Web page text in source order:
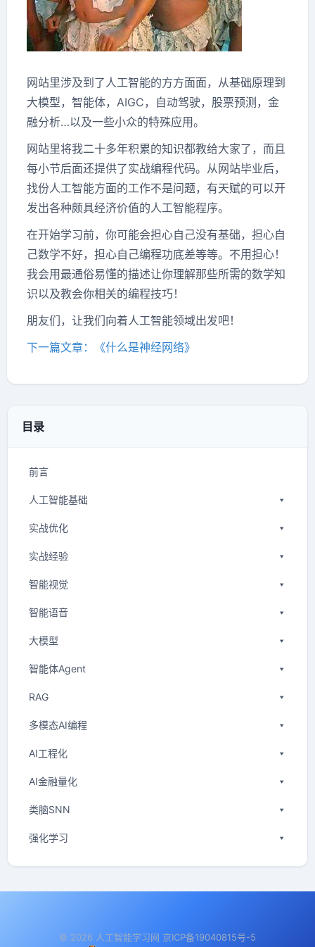
网站里涉及到了人工智能的方方面面，从基础原理到
大模型，智能体，AIGC，自动驾驶，股票预测，金
融分析…以及一些小众的特殊应用。
网站里将我二十多年积累的知识都教给大家了，而且
每小节后面还提供了实战编程代码。从网站毕业后，
找份人工智能方面的工作不是问题，有天赋的可以开
发出各种颇具经济价值的人工智能程序。
在开始学习前，你可能会担心自己没有基础，担心自
己数学不好，担心自己编程功底差等等。不用担心！
我会用最通俗易懂的描述让你理解那些所需的数学知
识以及教会你相关的编程技巧！
朋友们，让我们向着人工智能领域出发吧！
下一篇文章：《什么是神经网络》
目录
前言
人工智能基础
实战优化
实战经验
智能视觉
智能语音
大模型
智能体Agent
RAG
多模态AI编程
AI工程化
AI金融量化
类脑SNN
强化学习
© 2026 人工智能学习网 京ICP备19040815号-5